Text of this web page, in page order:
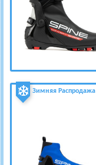
Зимняя Распродажа